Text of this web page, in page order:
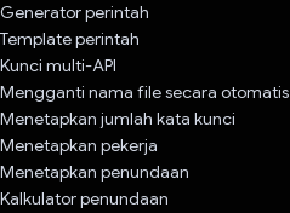
Generator perintah
Template perintah
Kunci multi-API
Mengganti nama file secara otomatis
Menetapkan jumlah kata kunci
Menetapkan pekerja
Menetapkan penundaan
Kalkulator penundaan